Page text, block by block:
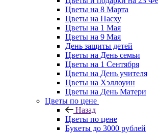
Цветы на 8 Марта
Цветы на Пасху
Цветы на 1 Мая
Цветы на 9 Мая
День защиты детей
Цветы на День семьи
Цветы на 1 Сентября
Цветы на День учителя
Цветы на Хэллоуин
Цветы на День Матери
Цветы по цене
Назад
Цветы по цене
Букеты до 3000 рублей